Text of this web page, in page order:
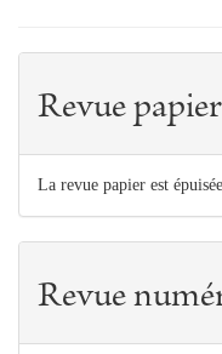
Revue papier
La revue papier est
Revue